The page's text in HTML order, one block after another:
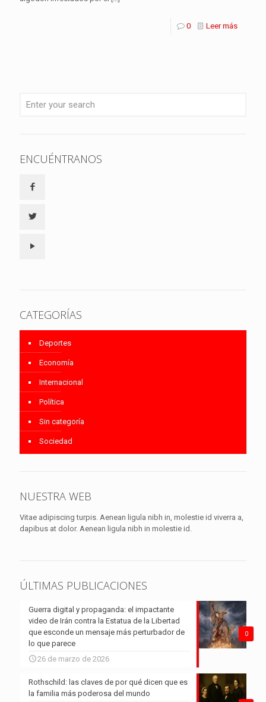
0 Leer más
ENCUÉNTRANOS
CATEGORÍAS
Deportes
Economía
Internacional
Política
Sin categoría
Sociedad
NUESTRA WEB
Vitae adipiscing turpis. Aenean ligula nibh in, molestie id viverra a,
dapibus at dolor. Aenean ligula nibh in molestie id.
ÚLTIMAS PUBLICACIONES
0
Guerra digital y propaganda: el impactante
video de Irán contra la Estatua de la Libertad
que esconde un mensaje más perturbador de
lo que parece
26 de marzo de 2026
Rothschild: las claves de por qué dicen que es
la familia más poderosa del mundo